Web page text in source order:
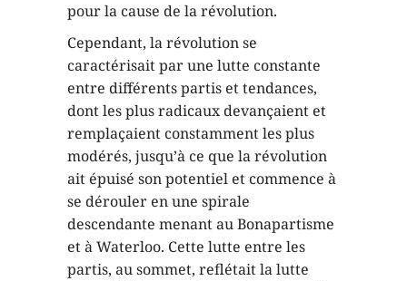
pour la cause de la révolution.
Cependant, la révolution se
caractérisait par une lutte constante
entre différents partis et tendances,
dont les plus radicaux devançaient et
remplaçaient constamment les plus
modérés, jusqu’à ce que la révolution
ait épuisé son potentiel et commence à
se dérouler en une spirale
descendante menant au Bonapartisme
et à Waterloo. Cette lutte entre les
partis, au sommet, reflétait la lutte